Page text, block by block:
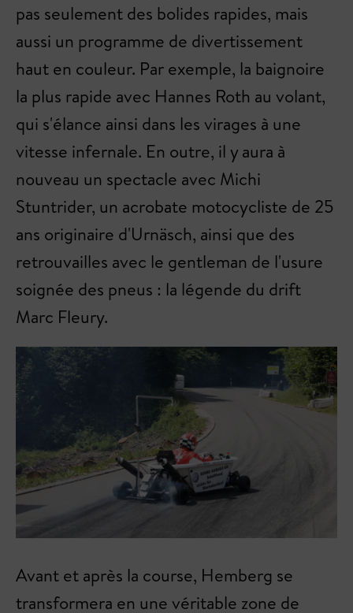
pas seulement des bolides rapides, mais
aussi un programme de divertissement
haut en couleur. Par exemple, la baignoire
la plus rapide avec Hannes Roth au volant,
qui s'élance ainsi dans les virages à une
vitesse infernale. En outre, il y aura à
nouveau un spectacle avec Michi
Stuntrider, un acrobate motocycliste de 25
ans originaire d'Urnäsch, ainsi que des
retrouvailles avec le gentleman de l'usure
soignée des pneus : la légende du drift
Marc Fleury.
Avant et après la course, Hemberg se
transformera en une véritable zone de